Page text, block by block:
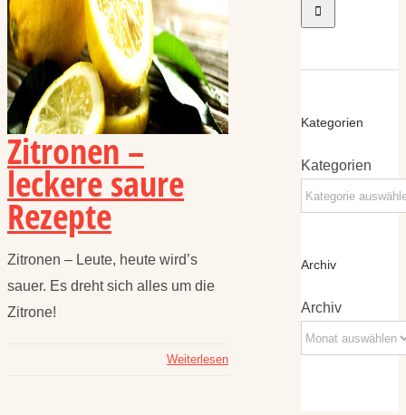
Zitronen –
leckere saure
Rezepte
Zitronen – Leute, heute wird’s
sauer. Es dreht sich alles um die
Zitrone!
Weiterlesen
Kategorien
Kategorien
Archiv
Archiv